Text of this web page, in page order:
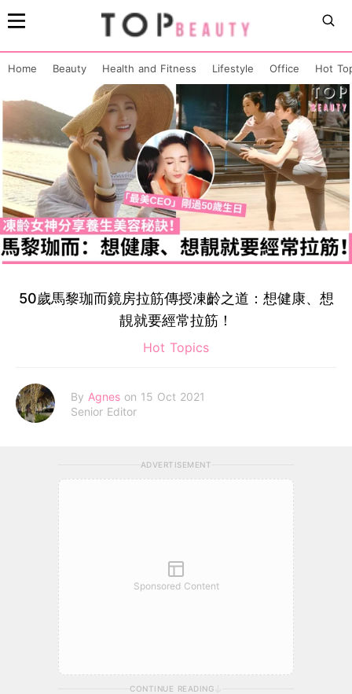
Home Beauty Health and Fitness Lifestyle Office Hot
50歲馬黎珈而鏡房拉筋傳授凍齡之道：想健康、想
靚就要經常拉筋！
Hot Topics
By Agnes on 15 Oct 2021
Senior Editor
ADVERTISEMENT
Sponsored Content
CONTINUE READING